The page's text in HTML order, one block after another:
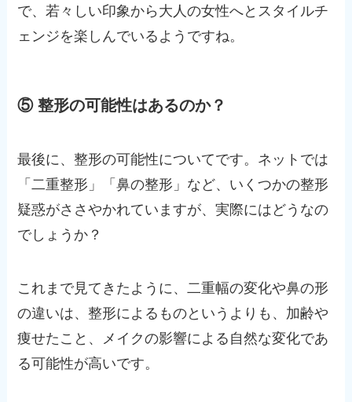
で、若々しい印象から大人の女性へとスタイルチ
ェンジを楽しんでいるようですね。
⑤ 整形の可能性はあるのか？
最後に、整形の可能性についてです。ネットでは
「二重整形」「鼻の整形」など、いくつかの整形
疑惑がささやかれていますが、実際にはどうなの
でしょうか？
これまで見てきたように、二重幅の変化や鼻の形
の違いは、整形によるものというよりも、加齢や
痩せたこと、メイクの影響による自然な変化であ
る可能性が高いです。